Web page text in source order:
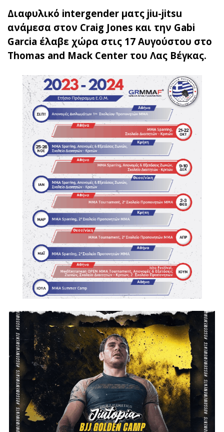
Διαφυλικό intergender ματς jiu-jitsu
ανάμεσα στον Craig Jones και την Gabi
Garcia έλαβε χώρα στις 17 Αυγούστου στο
Thomas and Mack Center του Λας Βέγκας.